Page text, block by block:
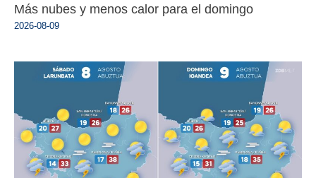
Más nubes y menos calor para el domingo
2026-08-09